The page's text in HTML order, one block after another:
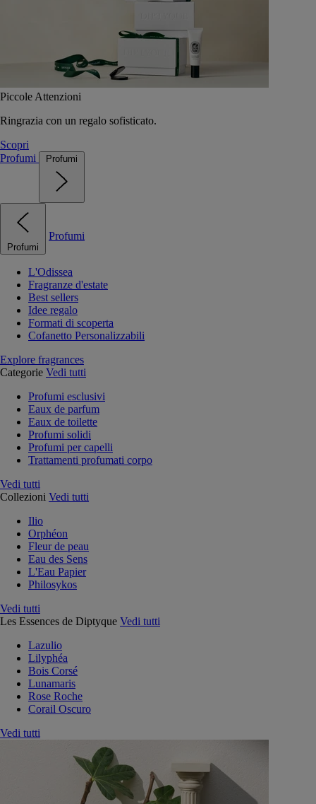
Piccole Attenzioni
Ringrazia con un regalo sofisticato.
Scopri
Profumi
Profumi
Profumi
Profumi
L'Odissea
Fragranze d'estate
Best sellers
Idee regalo
Formati di scoperta
Cofanetto Personalizzabili
Explore fragrances
Categorie Vedi tutti
Profumi esclusivi
Eaux de parfum
Eaux de toilette
Profumi solidi
Profumi per capelli
Trattamenti profumati corpo
Vedi tutti
Collezioni Vedi tutti
Ilio
Orphéon
Fleur de peau
Eau des Sens
L'Eau Papier
Philosykos
Vedi tutti
Les Essences de Diptyque Vedi tutti
Lazulio
Lilyphéa
Bois Corsé
Lunamaris
Rose Roche
Corail Oscuro
Vedi tutti